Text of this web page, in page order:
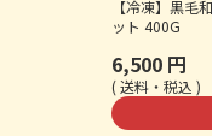
【冷凍】黒毛
ット 400G
6,500
送料・税込